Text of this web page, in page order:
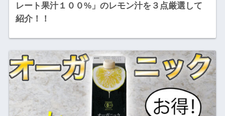
レート果汁１００%」のレモン汁を３点厳選して
紹介！！